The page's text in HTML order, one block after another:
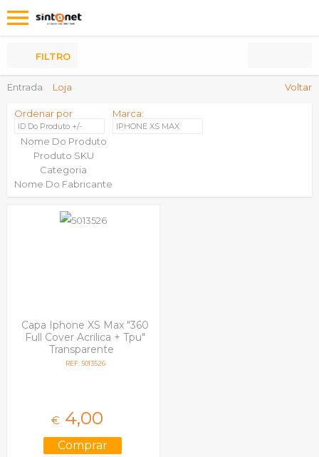
Entrada Loja Voltar
FILTRO
Ordenar por
ID Do Produto +/-
Nome Do Produto
Produto SKU
Categoria
Nome Do Fabricante
Marca:
IPHONE XS MAX
Capa Iphone XS Max "360
Full Cover Acrilica + Tpu"
Transparente
REF: 5013526
€ 4,00